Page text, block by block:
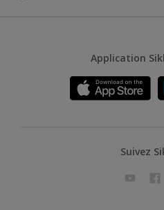
Application
Suivez